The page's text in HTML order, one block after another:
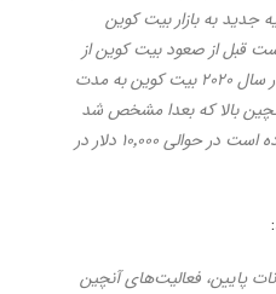
سرمایه جدید به بازار بیت کوین
مثل سال ۲۰۲۰، درست قبل از صعود بیت کوین از
۱۰٬۰۰۰ دلار به ۷۰٬۰۰۰ دلار. در سال ۲۰۲۰ بیت کوین به مدت
بالا که بعدا مشخص شد
مربوط به معاملات OTC بوده است در حوالی ۱۰٬۰۰۰ دلار در
پایین، فعالیت‌های آنچین